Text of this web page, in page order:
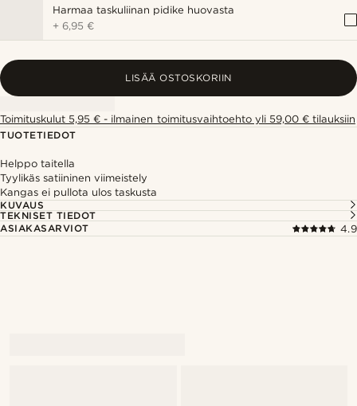
Harmaa taskuliinan pidike huovasta
+6,95 €
LISÄÄ OSTOSKORIIN
Toimituskulut 5,95 € - ilmainen toimitusvaihtoehto yli 59,00 € tilauksiin
TUOTETIEDOT
Helppo taitella
Tyylikäs satiininen viimeistely
Kangas ei pullota ulos taskusta
KUVAUS
TEKNISET TIEDOT
ASIAKASARVIOT
4.9